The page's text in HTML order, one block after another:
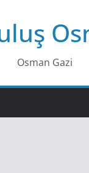
Osman Gazi